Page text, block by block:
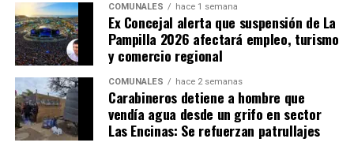
COMUNALES hace 1 semana
Ex Concejal alerta que suspensión de La
Pampilla 2026 afectará empleo, turismo
y comercio regional
COMUNALES hace 2 semanas
Carabineros detiene a hombre que
vendía agua desde un grifo en sector
Las Encinas: Se refuerzan patrullajes